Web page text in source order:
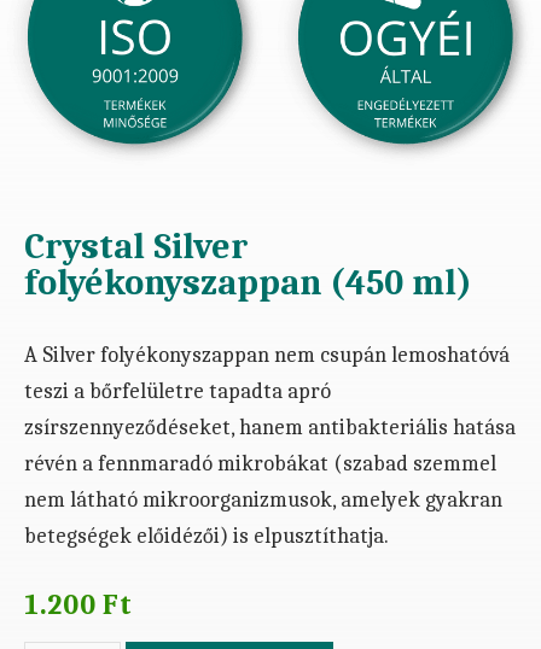
Crystal Silver
folyékonyszappan (450 ml)
A Silver folyékonyszappan nem csupán lemoshatóvá
teszi a bőrfelületre tapadta apró
zsírszennyeződéseket, hanem antibakteriális hatása
révén a fennmaradó mikrobákat (szabad szemmel
nem látható mikroorganizmusok, amelyek gyakran
betegségek előidézői) is elpusztíthatja.
1.200Ft